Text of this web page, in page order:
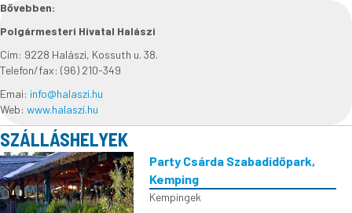
Bővebben:
Polgármesteri Hivatal Halászi
Cím: 9228 Halászi, Kossuth u. 38.
Telefon/fax: (96) 210-349
Emai: info@halaszi.hu
Web: www.halaszi.hu
SZÁLLÁSHELYEK
Party Csárda Szabadidőpark,
Kemping
Kempingek